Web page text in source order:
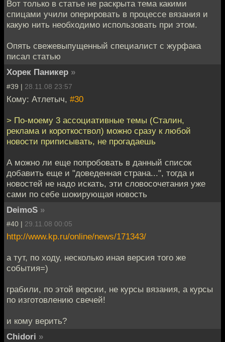
Вот только в статье не раскрыта тема какими
спицами учили оперировать в процессе вязания и
какую нить необходимо использовать при этом.
Опять свежевыпущенный специалист с журфака
писал статью
Хорек Паникер »
#39 | 28.11.08 23:57
Кому: Атлетыч, #30
> По-моему 3 ассоциативные темы (Сталин,
реклама и короткоствол) можно сразу к любой
новости приписывать, не прогадаешь
А можно ли еще попробовать в данный список
добавить еще и "доведенная страна...", тогда и
новостей не надо искать, эти словосочетания уже
сами по себе шокирующая новость
DeimoS »
#40 | 29.11.08 00:05
http://www.kp.ru/online/news/171343/
а тут, по ходу, несколько иная версия того же
события=)
грабили, по этой версии, не курсы вязания, а курсы
по изготовлению свечей!
и кому верить?
Chidori »